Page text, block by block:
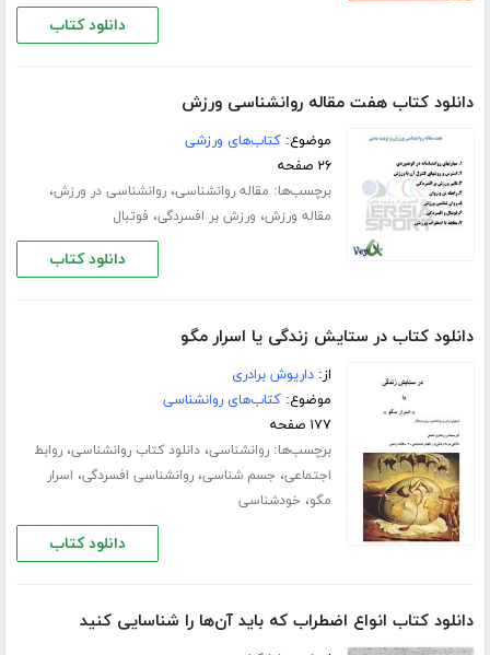
دانلود کتاب
دانلود کتاب هفت مقاله روانشناسی ورزش
موضوع:کتاب‌های ورزشی
۲۶ صفحه
برچسب‌ها: مقاله روانشناسی،روانشناسی در ورزش،
مقاله ورزش، ورزش بر افسردگی، فوتبال
دانلود کتاب
دانلود کتاب در ستایش زندگی یا اسرار مگو
از:داریوش برادری
موضوع:کتاب‌های روانشناسی
۱۷۷ صفحه
برچسب‌ها:روانشناسی،دانلود کتاب روانشناسی،روابط
اجتماعی، جسم شناسی،روانشناسی افسردگی، اسرار
مگو، خودشناسی
دانلود کتاب
دانلود کتاب انواع اضطراب که باید آ‌ن‌ها را شناسایی کنید